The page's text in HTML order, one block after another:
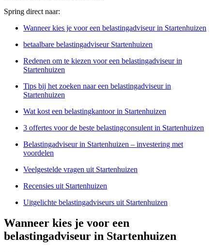
Spring direct naar:
Wanneer kies je voor een belastingadviseur in Startenhuizen
betaalbare belastingadviseur Startenhuizen
Redenen om te kiezen voor een belastingadviseur in
Startenhuizen
Tips bij het zoeken naar een belastingadviseur in
Startenhuizen
Wat kost een belastingkantoor in Startenhuizen
3 offertes voor de beste belastingconsulent in Startenhuizen
Belastingadviseur in Startenhuizen – investering met
voordelen
Veelgestelde vragen uit Startenhuizen
Recensies uit Startenhuizen
Uitgelichte belastingadviseurs uit Startenhuizen
Wanneer kies je voor een
belastingadviseur in Startenhuizen